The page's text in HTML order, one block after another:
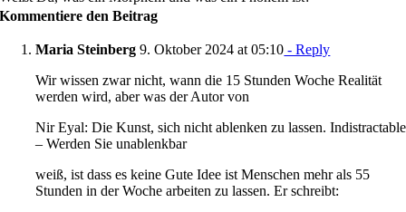
Kommentiere den Beitrag
Maria Steinberg 9. Oktober 2024 at 05:10 - Reply
Wir wissen zwar nicht, wann die 15 Stunden Woche Realität
werden wird, aber was der Autor von
Nir Eyal: Die Kunst, sich nicht ablenken zu lassen. Indistractable
– Werden Sie unablenkbar
weiß, ist dass es keine Gute Idee ist Menschen mehr als 55
Stunden in der Woche arbeiten zu lassen. Er schreibt: